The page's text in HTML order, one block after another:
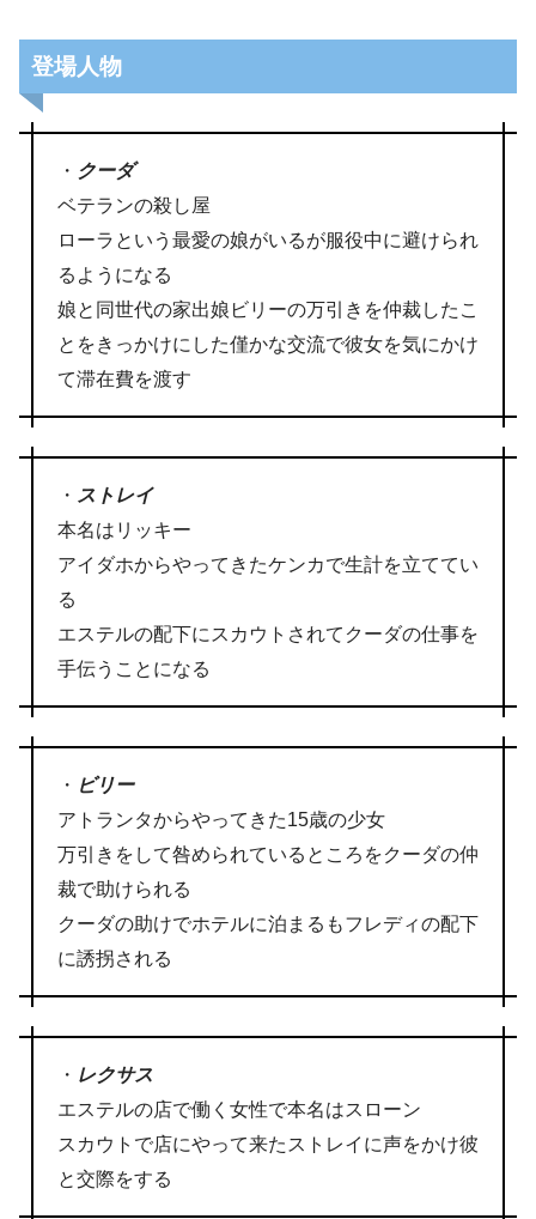
登場人物
・ クーダ
ベテランの殺し屋
ローラという最愛の娘がいるが服役中に避けられ
るようになる
娘と同世代の家出娘ビリーの万引きを仲裁したこ
とをきっかけにした僅かな交流で彼女を気にかけ
て滞在費を渡す
・ ストレイ
本名はリッキー
アイダホからやってきたケンカで生計を立ててい
る
エステルの配下にスカウトされてクーダの仕事を
手伝うことになる
・ ビリー
アトランタからやってきた15歳の少女
万引きをして咎められているところをクーダの仲
裁で助けられる
クーダの助けでホテルに泊まるもフレディの配下
に誘拐される
・ レクサス
エステルの店で働く女性で本名はスローン
スカウトで店にやって来たストレイに声をかけ彼
と交際をする